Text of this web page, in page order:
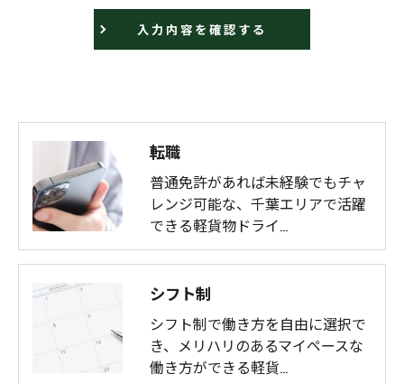
転職
普通免許があれば未経験でもチャ
レンジ可能な、千葉エリアで活躍
できる軽貨物ドライ…
シフト制
シフト制で働き方を自由に選択で
き、メリハリのあるマイペースな
働き方ができる軽貨…